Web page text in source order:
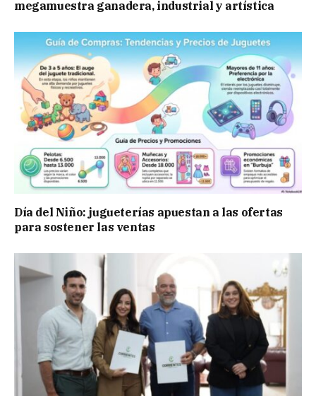
megamuestra ganadera, industrial y artística
Día del Niño: jugueterías apuestan a las ofertas
para sostener las ventas